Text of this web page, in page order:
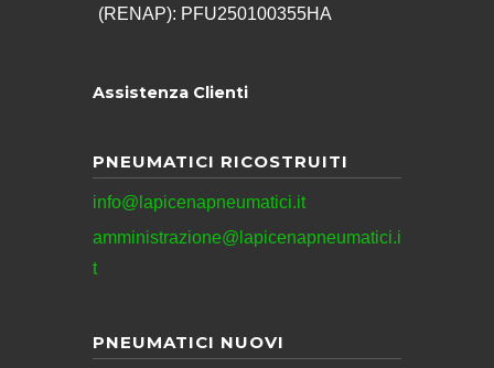
(RENAP): PFU250100355HA
Assistenza Clienti
PNEUMATICI RICOSTRUITI
info@lapicenapneumatici.it
amministrazione@lapicenapneumatici.i
t
PNEUMATICI NUOVI